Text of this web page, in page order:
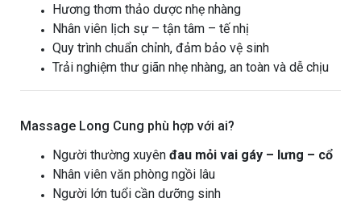
Hương thơm thảo dược nhẹ nhàng
Nhân viên lịch sự – tận tâm – tế nhị
Quy trình chuẩn chỉnh, đảm bảo vệ sinh
Trải nghiệm thư giãn nhẹ nhàng, an toàn và dễ chịu
Massage Long Cung phù hợp với ai?
Người thường xuyên đau mỏi vai gáy – lưng – cổ
Nhân viên văn phòng ngồi lâu
Người lớn tuổi cần dưỡng sinh